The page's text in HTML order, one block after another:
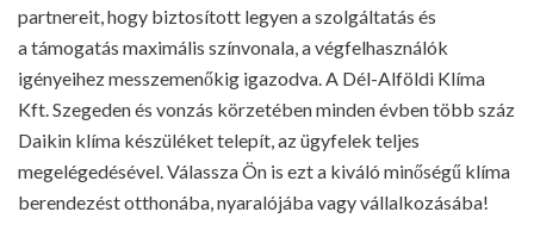
partnereit, hogy biztosított legyen a szolgáltatás és
a támogatás maximális színvonala, a végfelhasználók
igényeihez messzemenőkig igazodva. A Dél-Alföldi Klíma
Kft. Szegeden és vonzás körzetében minden évben több száz
Daikin klíma készüléket telepít, az ügyfelek teljes
megelégedésével. Válassza Ön is ezt a kiváló minőségű klíma
berendezést otthonába, nyaralójába vagy vállalkozásába!